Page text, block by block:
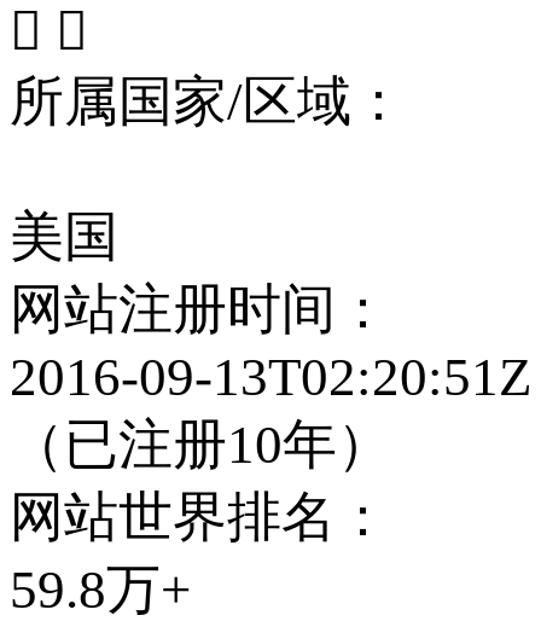
 
所属国家/区域：
美国
网站注册时间：
2016-09-13T02:20:51Z
（已注册10年）
网站世界排名：
59.8万+